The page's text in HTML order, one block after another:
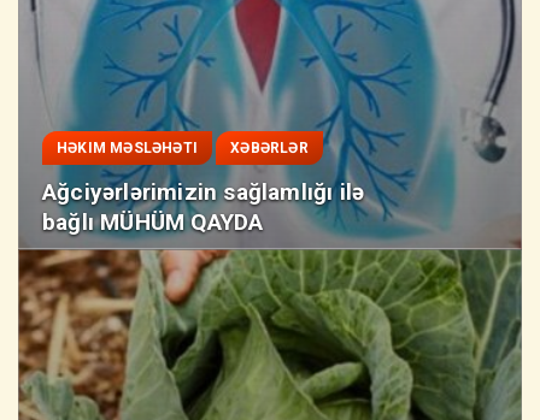
HƏKIM MƏSLƏHƏTI XƏBƏRLƏR
Ağciyərlərimizin sağlamlığı ilə
bağlı MÜHÜM QAYDA